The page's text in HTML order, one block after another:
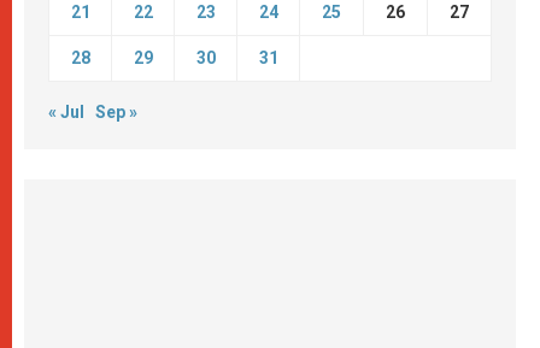
21 22 23 24 25 26 27
28 29 30 31
« Jul Sep »